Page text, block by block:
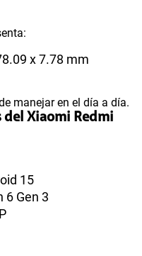
x 7.78 mm
manejar en el día a día.
Xiaomi Redmi
15
6 Gen 3